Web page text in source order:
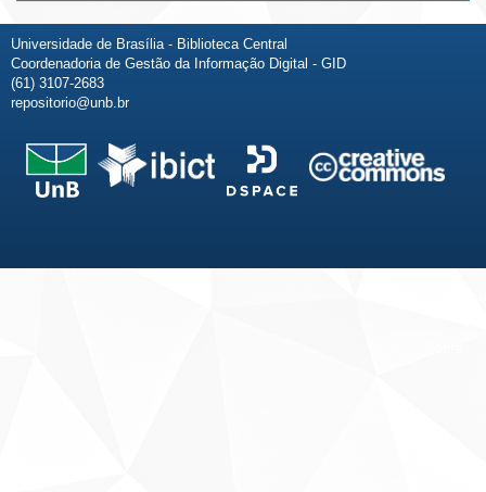
Universidade de Brasília - Biblioteca Central
Coordenadoria de Gestão da Informação Digital - GID
(61) 3107-2683
repositorio@unb.br